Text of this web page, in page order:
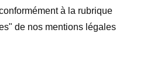
à la rubrique
de nos mentions légales